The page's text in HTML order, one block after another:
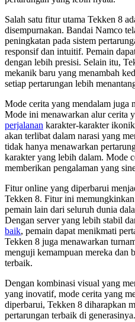
Salah satu fitur utama Tekken 8
disempurnakan. Bandai Namco
peningkatan pada sistem
responsif dan intuitif. Pemain
dengan lebih presisi. Selain itu,
mekanik baru yang menambah
setiap pertarungan lebih
Mode cerita yang mendalam juga
Mode ini menawarkan alur cerita
perjalanan karakter-karakter
akan terlibat dalam narasi yang
tidak hanya menawarkan
karakter yang lebih dalam. Mode
memberikan pengalaman yang
Fitur online yang diperbarui
Tekken 8. Fitur ini
pemain lain dari seluruh dunia
Dengan server yang lebih stabil
baik, pemain dapat menikmati
Tekken 8 juga menawarkan
menguji kemampuan mereka dan
terbaik.
Dengan kombinasi visual yang
yang inovatif, mode cerita yang
diperbarui, Tekken 8 diharapkan
pertarungan terbaik di